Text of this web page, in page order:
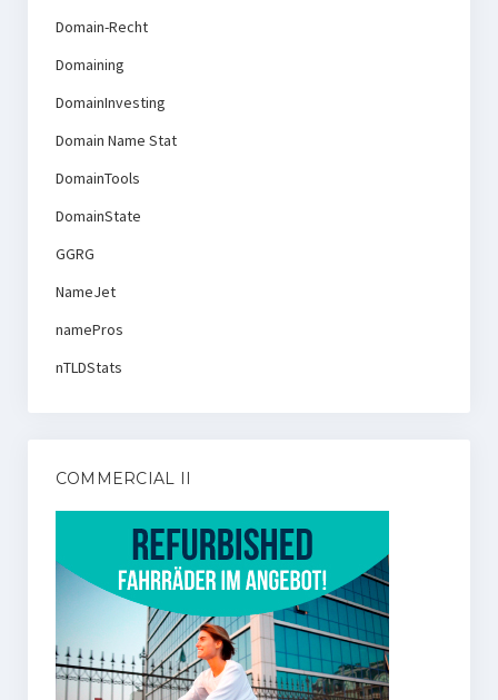
Domain-Recht
Domaining
DomainInvesting
Domain Name Stat
DomainTools
DomainState
GGRG
NameJet
namePros
nTLDStats
COMMERCIAL II